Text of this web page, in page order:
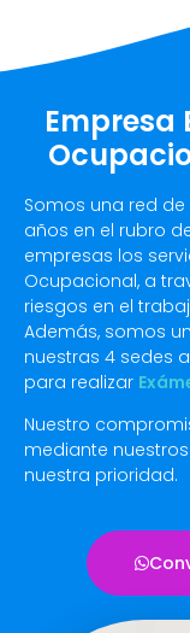
Empresa
Somos una red
años en el rubro
empresas los
Ocupacional, a
riesgos en el
Además, somos
nuestras 4 sedes
para realizar
Nuestro
mediante
nuestra prioridad.